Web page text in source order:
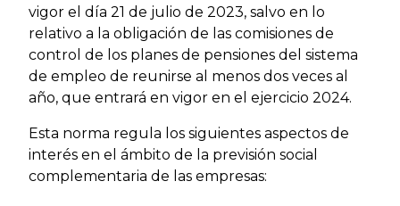
vigor el día 21 de julio de 2023, salvo en lo
relativo a la obligación de las comisiones de
control de los planes de pensiones del sistema
de empleo de reunirse al menos dos veces al
año, que entrará en vigor en el ejercicio 2024.
Esta norma regula los siguientes aspectos de
interés en el ámbito de la previsión social
complementaria de las empresas: